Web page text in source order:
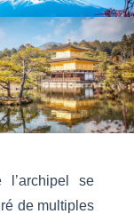
l’archipel se
de multiples